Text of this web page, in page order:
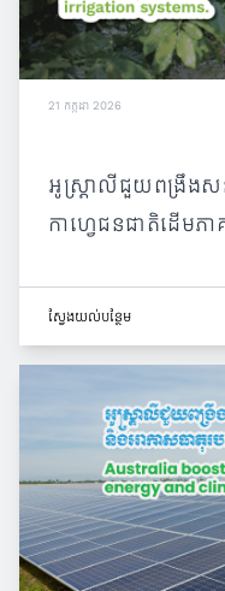
21 កក្កដា 2026
អូស្ត្រាលីជួយពង្រឹង
កាហ្វេជនជាតិដើមភ
ស្វែង​យល់​បន្ថែម